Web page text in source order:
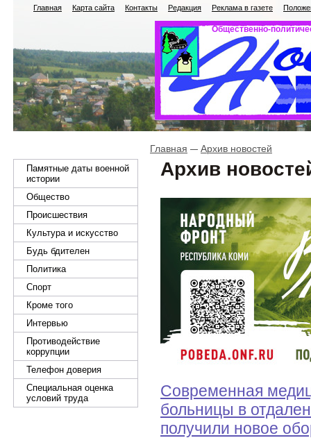
Главная Карта сайта Контакты Редакция Реклама в газете
Общественно-
Памятные даты военной
истории
Общество
Происшествия
Культура и искусство
Будь бдителен
Политика
Спорт
Кроме того
Интервью
Противодействие
коррупции
Телефон доверия
Специальная оценка
условий труда
Главная Архив новостей
Архив
Современная
больницы в
получили новое